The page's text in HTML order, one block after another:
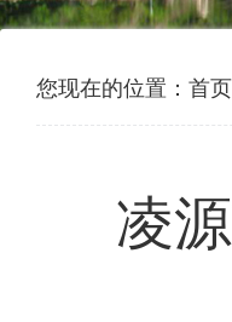
您现在的位置： 首页
凌